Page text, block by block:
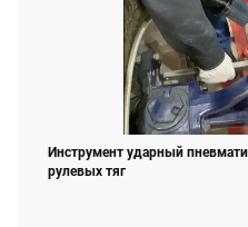
Инструмент ударный
рулевых тяг